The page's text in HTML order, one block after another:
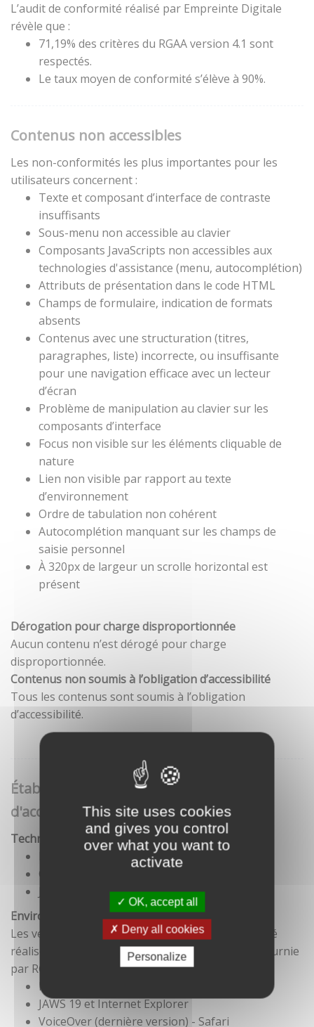
This site uses cookies
and gives you control
over what you want to
activate
OK, accept all
Deny all cookies
Personalize
L’audit de conformité réalisé par Empreinte Digitale
révèle que :
71,19% des critères du RGAA version 4.1 sont
respectés.
Le taux moyen de conformité s’élève à 90%.
Contenus non accessibles
Les non-conformités les plus importantes pour les
utilisateurs concernent :
Texte et composant d’interface de contraste
insuffisants
Sous-menu non accessible au clavier
Composants JavaScripts non accessibles aux
technologies d'assistance (menu, autocomplétion)
Attributs de présentation dans le code HTML
Champs de formulaire, indication de formats
absents
Contenus avec une structuration (titres,
paragraphes, liste) incorrecte, ou insuffisante
pour une navigation efficace avec un lecteur
d’écran
Problème de manipulation au clavier sur les
composants d’interface
Focus non visible sur les éléments cliquable de
nature
Lien non visible par rapport au texte
d’environnement
Ordre de tabulation non cohérent
Autocomplétion manquant sur les champs de
saisie personnel
À 320px de largeur un scrolle horizontal est
présent
Dérogation pour charge disproportionnée
Aucun contenu n’est dérogé pour charge
disproportionnée.
Contenus non soumis à l’obligation d’accessibilité
Tous les contenus sont soumis à l’obligation
d’accessibilité.
Établissement de cette déclaration
d'accessibilité
Technologies utilisées pour la réalisation du site
CSS
Environnement de test
Les vérifications de restitution de contenus ont été
réalisées conformément à la base de référence fournie
par RGAA 3.
Firefox et NVDA
JAWS 19 et Internet Explorer
VoiceOver (dernière version) - Safari